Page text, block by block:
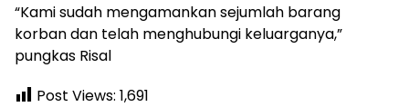
“Kami sudah mengamankan sejumlah barang
korban dan telah menghubungi keluarganya,”
pungkas Risal
Post Views: 1,691